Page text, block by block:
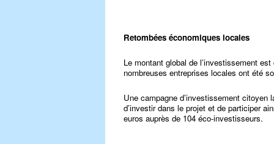
Retombées économiques locales
Le montant global de l’investissement
nombreuses entreprises locales ont été
Une campagne d’investissement
d’investir dans le projet et de participer
euros auprès de 104 éco-investisseurs.